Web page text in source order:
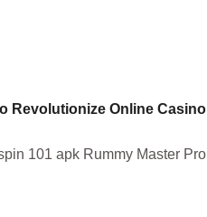
Revolutionize Online Casino
101 apk Rummy Master Pro